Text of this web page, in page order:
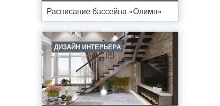
Расписание бассейна «Олимп»
ДИЗАЙН ИНТЕРЬЕРА